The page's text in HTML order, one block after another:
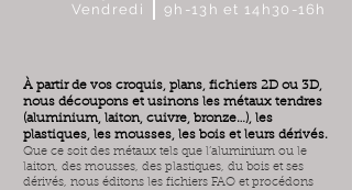
Vendredi
9h-13h et 14h30-16h
À partir de vos croquis, plans, fichiers 2D ou 3D,
nous découpons et usinons les métaux tendres
(aluminium, laiton, cuivre, bronze…), les
plastiques, les mousses, les bois et leurs dérivés.
Que ce soit des métaux tels que l’aluminium ou le
laiton, des mousses, des plastiques, du bois et ses
dérivés, nous éditons les fichiers FAO et procédons